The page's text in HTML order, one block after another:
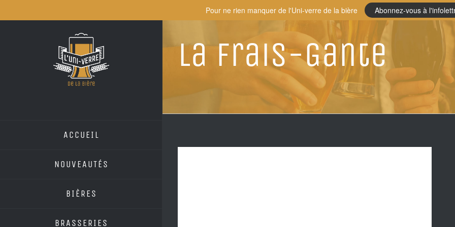
to
ACCUEIL
NOUVEAUTÉS
BIÈRES
BRASSERIES
La Frais-Gante
Pour ne rien manquer de l'Uni-verre de la bière Abonnez-vous à